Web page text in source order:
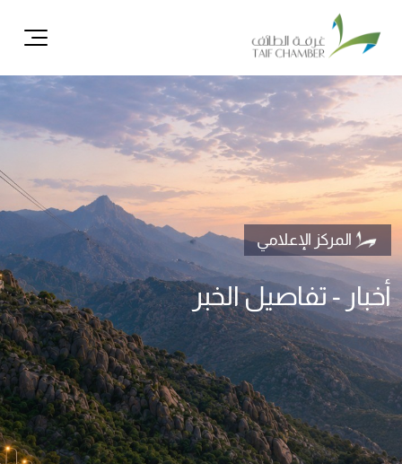
المركز الإعلامي
أخبار - تفاصيل الخبر